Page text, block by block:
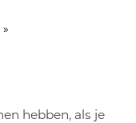
hebben, als je